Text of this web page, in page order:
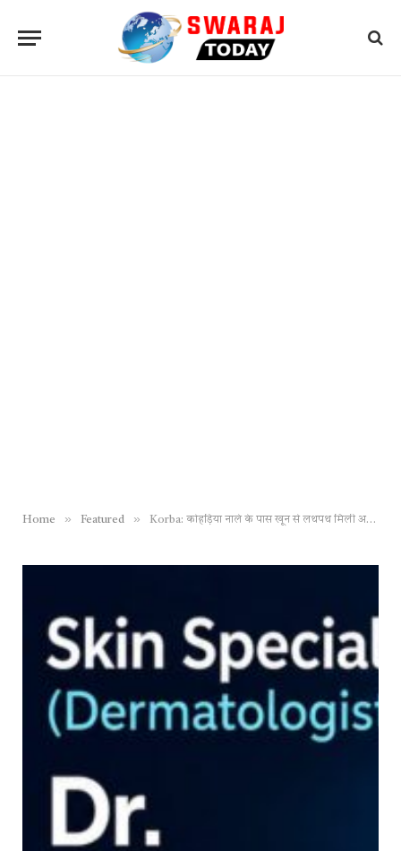
Home » Featured » Korba: कोहड़िया नाले के पास खून से लथपथ मिली अज्ञात युवक की लाश, जाँच में जुटी पुलिस